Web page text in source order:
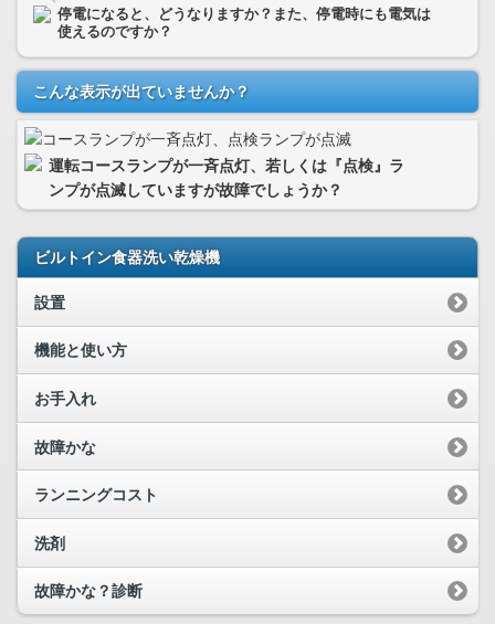
停電になると、どうなりますか？また、停電時にも電気は
使えるのですか？
こんな表示が出ていませんか？
運転コースランプが一斉点灯、若しくは『点検』ラ
ンプが点滅していますが故障でしょうか？
ビルトイン食器洗い乾燥機
設置
機能と使い方
お手入れ
故障かな
ランニングコスト
洗剤
故障かな？診断